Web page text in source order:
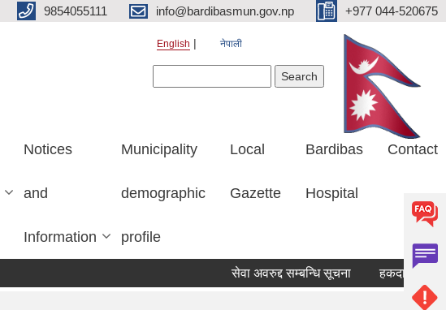
9854055111 info@bardibasmun.gov.np +977 044-520675
English नेपाली
Notices
and
Information
Municipality
demographic
profile
Local
Gazette
Bardibas
Hospital
Contact
सेवा अवरुद्द सम्बन्धि सूचना हकदावी सम्बन्धि ३५ दिने